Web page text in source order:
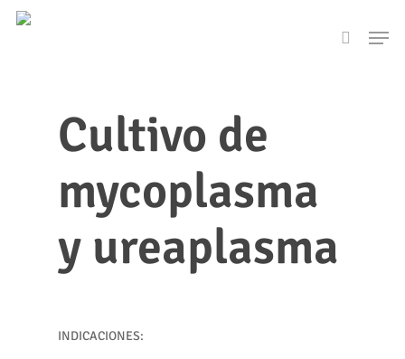
Skip
search
Cultivo de
mycoplasma
y ureaplasma
INDICACIONES: